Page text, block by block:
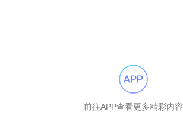
前往APP查看更多精彩内容